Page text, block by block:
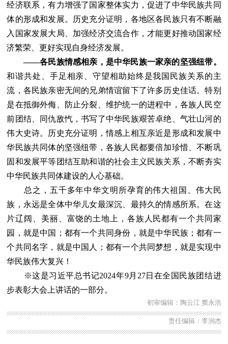
经济联系，有力增强了国家整体实力，促进了中华民族共同
体的形成和发展。历史充分证明，各地区各民族只有不断融
入国家发展大局、加强经济交流合作，才能更好推动国家经
济繁荣、更好实现自身经济发展。
——各民族情感相亲，是中华民族一家亲的坚强纽带。
和谐共处、手足相亲、守望相助始终是我国民族关系的主
流，各民族亲密无间的兄弟情谊留下了许多历史佳话。特别
是在抵御外侮、防止分裂、维护统一的进程中，各族人民空
前团结、同仇敌忾，书写了中华民族艰苦卓绝、气壮山河的
伟大史诗。历史充分证明，情感上相互亲近是形成和发展中
华民族共同体的坚强纽带，各族人民都要倍加珍惜、不断巩
固和发展平等团结互助和谐的社会主义民族关系，不断夯实
中华民族共同体建设的人心基础。
总之，五千多年中华文明所孕育的伟大祖国、伟大民
族，永远是全体中华儿女最深沉、最持久的情感所系。在这
片辽阔、美丽、富饶的土地上，各族人民都有一个共同家
园，就是中国；都有一个共同身份，就是中华民族；都有一
个共同名字，就是中国人；都有一个共同梦想，就是实现中
华民族伟大复兴！
※这是习近平总书记2024年9月27日在全国民族团结进
步表彰大会上讲话的一部分。
初审编辑：陶云江 窦永浩
责任编辑：李润杰